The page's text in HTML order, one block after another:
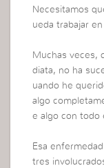
Necesitamos
ueda trabajar
Muchas veces,
diata, no ha
uando he
algo
e algo con todo
Esa
tres